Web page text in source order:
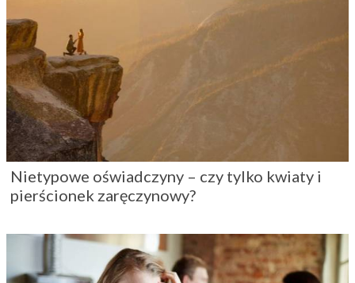
Nietypowe oświadczyny – czy tylko kwiaty i
pierścionek zaręczynowy?